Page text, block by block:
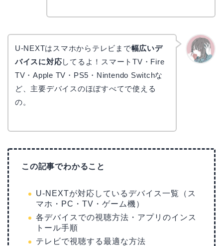
U-NEXTはスマホからテレビまで幅広いデ
バイスに対応してるよ！スマートTV・Fire
TV・Apple TV・PS5・Nintendo Switchな
ど、主要デバイスのほぼすべてで使える
の。
この記事でわかること
U-NEXTが対応しているデバイス一覧（ス
マホ・PC・TV・ゲーム機）
各デバイスでの視聴方法・アプリのインス
トール手順
テレビで視聴する最適な方法